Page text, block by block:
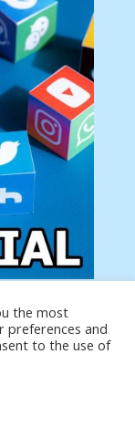
de tu
the most
preferences and
to the use of